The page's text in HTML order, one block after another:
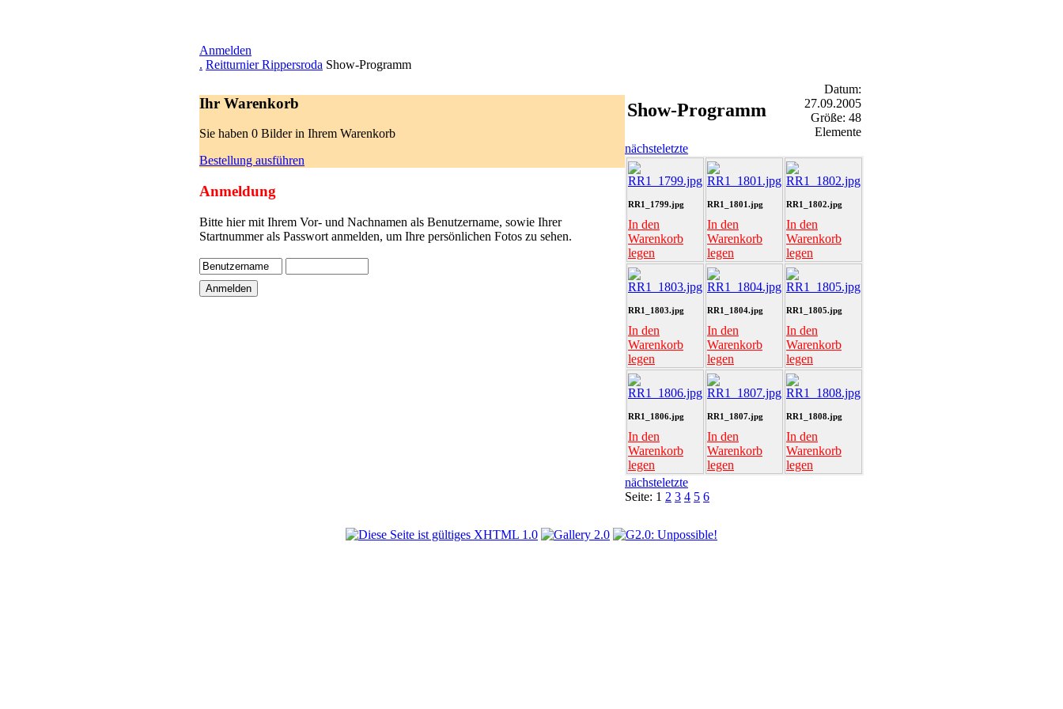
Anmelden
. Reitturnier Rippersroda Show-Programm
Ihr Warenkorb
Sie haben 0 Bilder in Ihrem Warenkorb
Bestellung ausführen
Anmeldung
Bitte hier mit Ihrem Vor- und Nachnamen als Benutzername, sowie Ihrer
Startnummer als Passwort anmelden, um Ihre persönlichen Fotos zu sehen.
Show-Programm
Datum:
27.09.2005
Größe: 48
Elemente
nächsteletzte
RR1_1799.jpg
In den
Warenkorb
legen
RR1_1801.jpg
In den
Warenkorb
legen
RR1_1802.jpg
In den
Warenkorb
legen
RR1_1803.jpg
In den
Warenkorb
legen
RR1_1804.jpg
In den
Warenkorb
legen
RR1_1805.jpg
In den
Warenkorb
legen
RR1_1806.jpg
In den
Warenkorb
legen
RR1_1807.jpg
In den
Warenkorb
legen
RR1_1808.jpg
In den
Warenkorb
legen
nächsteletzte
Seite: 1 2 3 4 5 6